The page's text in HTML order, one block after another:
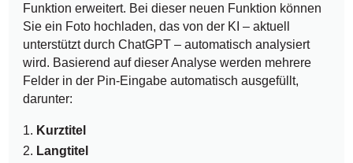
Funktion erweitert. Bei dieser neuen Funktion können
Sie ein Foto hochladen, das von der KI – aktuell
unterstützt durch ChatGPT – automatisch analysiert
wird. Basierend auf dieser Analyse werden mehrere
Felder in der Pin-Eingabe automatisch ausgefüllt,
darunter:
Kurztitel
Langtitel